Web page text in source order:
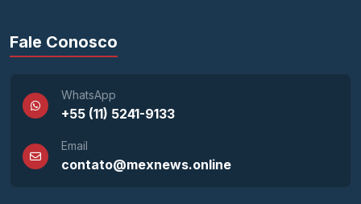
Fale Conosco
WhatsApp
+55 (11) 5241-9133
Email
contato@mexnews.online